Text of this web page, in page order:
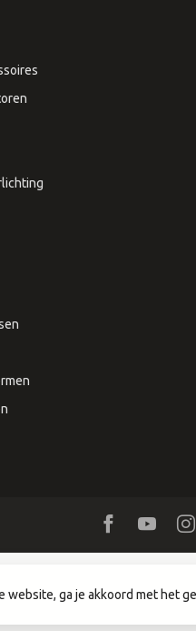
Dutch DJ Equipment- Powered
website, ga je akkoord met het